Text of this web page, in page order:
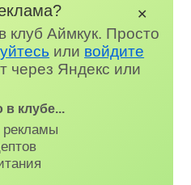
клуб Аймкук. Просто
или войдите
через Яндекс или
в клубе...
рекламы
✕